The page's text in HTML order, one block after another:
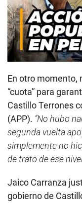
En otro momento,
“cuota” para
Castillo Terrones
(APP). “No hubo
segunda vuelta
simplemente no
de trato de ese
Jaico Carranza
gobierno de